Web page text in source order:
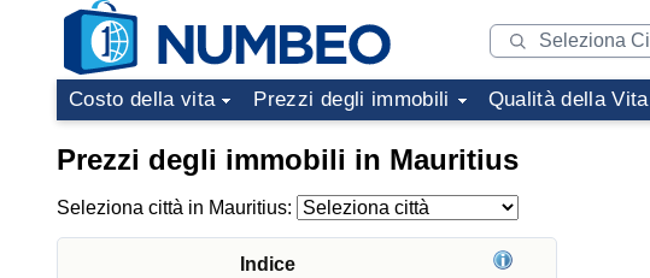
Costo della vita Prezzi degli immobili Qualità della Vita
Prezzi degli immobili in Mauritius
Seleziona città in Mauritius:
Indice